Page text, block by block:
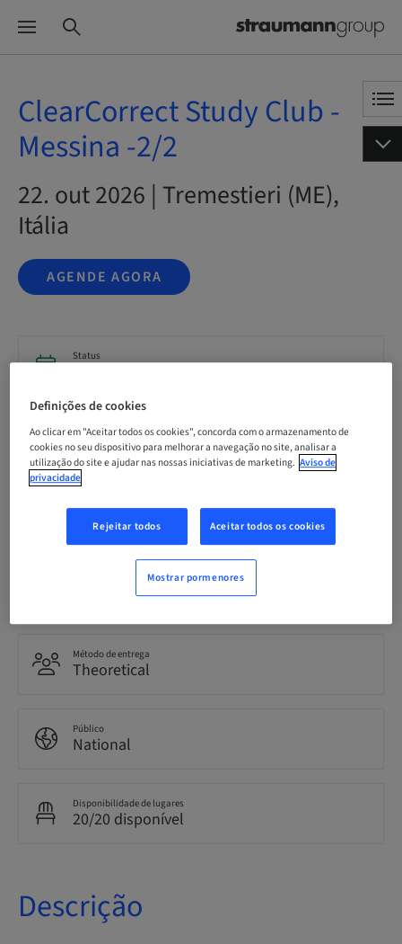
ClearCorrect Study Club -
Messina -2/2
22. out 2026 | Tremestieri (ME),
Itália
AGENDE AGORA
Status
Data limite para inscrição
22. out 2026 (UTC+1)
Idioma
Italiano
0.00 Pontos
Método de entrega
Theoretical
Público
National
Disponibilidade de lugares
20/20 disponível
Descrição
Definições de cookies
Ao clicar em "Aceitar todos os cookies", concorda com o armazenamento de
cookies no seu dispositivo para melhorar a navegação no site, analisar a
utilização do site e ajudar nas nossas iniciativas de marketing. Aviso de
privacidade
Rejeitar todos Aceitar todos os cookies
Mostrar pormenores